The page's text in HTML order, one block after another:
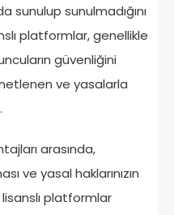
sunulmadığını
platformlar, genellikle
güvenliğini
ve yasalarla
arasında,
ve yasal haklarınızın
lisanslı platformlar